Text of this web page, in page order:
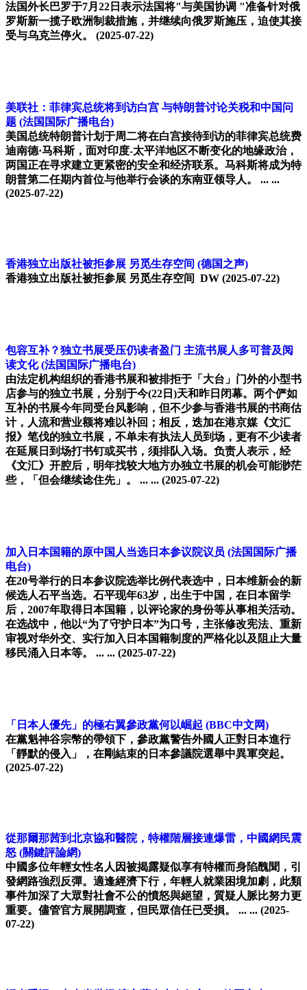
法国外长巴罗于7月22日表示法国将"与美国协调 "准备针对俄
罗斯新一揽子欧洲制裁措施，并继续向俄罗斯施压，迫使其接
受与乌克兰停火。 (2025-07-22)
美联社：菲律宾总统将到访白宫 与特朗普讨论关税和中国问
题 (法国国际广播电台)
美国总统特朗普计划于周二将在白宫接待到访的菲律宾总统费
迪南德·马科斯，面对印度-太平洋地区不断变化的地缘政治，
两国正在寻求建立更紧密的安全和经济联系。马科斯将成为特
朗普第二任期内首位与他举行会谈的东南亚领导人。 ... ...
(2025-07-22)
香港独立出版社被拒参展 另觅生存空间 (德国之声)
香港独立出版社被拒参展 另觅生存空间 DW (2025-07-22)
包容互补？独立书展受压仍读者盈门 主流书展人多可普及阅
读文化 (法国国际广播电台)
由法定机构组织的香港书展和被排拒于「大台」门外的小型书
店参与的独立书展，分别于今(22日)天和昨日闭幕。两个俨如
互补的书展今年同受台风影响，但不少参与香港书展的书商估
计，人流和营业额将难以补回；相反，迭加在港京媒《文汇
报》笔伐的独立书展，不单未有执法人员到场，更有不少读者
在延展日到场打书钉或买书，须排队入场。负责人表示，经
《文汇》开腔后，明年找较大地方办独立书展的机会可能渺茫
些，「但会继续谂住先」。 ... ... (2025-07-22)
加入日本国籍的原中国人当选日本参议院议员 (法国国际广播
电台)
在20号举行的日本参议院选举比例代表选中，日本维新会的新
候选人石平当选。石平现年63岁，出生于中国，在日本留学
后，2007年取得日本国籍，以评论家的身份等从事相关活动。
在选战中，他以“为了守护日本”为口号，主张修改宪法、重新
审视对华外交、实行加入日本国籍制度的严格化以及阻止大量
移民涌入日本等。 ... ... (2025-07-22)
「日本人優先」的極右翼參政黨何以崛起 (BBC中文网)
在黨魁神谷宗幣的帶領下，參政黨警告外國人正對日本進行
「靜默的侵入」，在剛結束的日本參議院選舉中異軍突起。
(2025-07-22)
從那爾那茜到北京協和醫院，特權階層接連爆雷，中國網民震
怒 (關鍵評論網)
中國多位年輕女性名人因被揭露疑似享有特權而身陷醜聞，引
發網路強烈反彈。適逢經濟下行，年輕人就業困境加劇，此類
事件加深了大眾對社會不公的憤怒與絕望，質疑人脈比努力更
重要。儘管官方展開調查，但民眾信任已受損。 ... ... (2025-
07-22)